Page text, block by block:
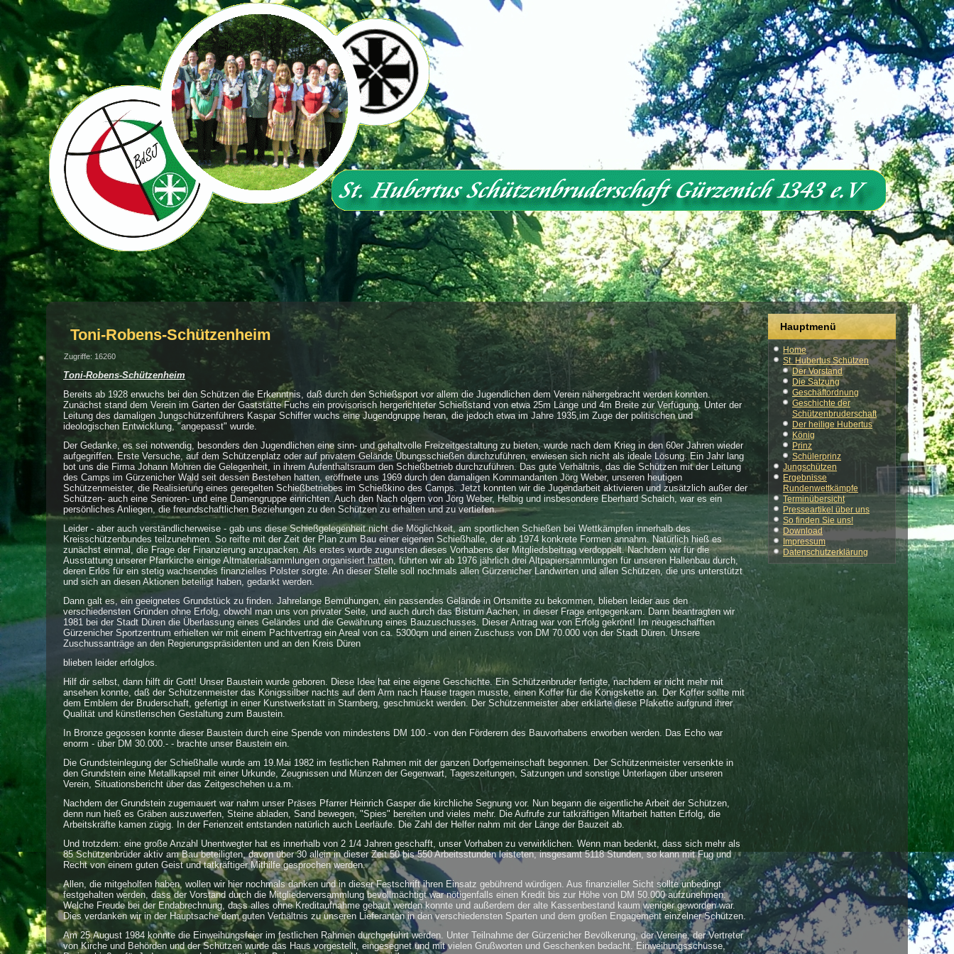
Toni-Robens-Schützenheim
Zugriffe: 16260
Toni-Robens-Schützenheim
Bereits ab 1928 erwuchs bei den Schützen die Erkenntnis, daß durch den Schießsport vor allem die Jugendlichen dem Verein nähergebracht werden konnten.
Zunächst stand dem Verein im Garten der Gaststätte Fuchs ein provisorisch hergerichteter Schießstand von etwa 25m Länge und 4m Breite zur Verfügung. Unter der
Leitung des damaligen Jungschützenführers Kaspar Schiffer wuchs eine Jugendgruppe heran, die jedoch etwa im Jahre 1935,im Zuge der politischen und
ideologischen Entwicklung, "angepasst" wurde.
Der Gedanke, es sei notwendig, besonders den Jugendlichen eine sinn- und gehaltvolle Freizeitgestaltung zu bieten, wurde nach dem Krieg in den 60er Jahren wieder
aufgegriffen. Erste Versuche, auf dem Schützenplatz oder auf privatem Gelände Übungsschießen durchzuführen, erwiesen sich nicht als ideale Lösung. Ein Jahr lang
bot uns die Firma Johann Mohren die Gelegenheit, in ihrem Aufenthaltsraum den Schießbetrieb durchzuführen. Das gute Verhältnis, das die Schützen mit der Leitung
des Camps im Gürzenicher Wald seit dessen Bestehen hatten, eröffnete uns 1969 durch den damaligen Kommandanten Jörg Weber, unseren heutigen
Schützenmeister, die Realisierung eines geregelten Schießbetriebes im Schießkino des Camps. Jetzt konnten wir die Jugendarbeit aktivieren und zusätzlich außer der
Schützen- auch eine Senioren- und eine Damengruppe einrichten. Auch den Nach olgern von Jörg Weber, Helbig und insbesondere Eberhard Schaich, war es ein
persönliches Anliegen, die freundschaftlichen Beziehungen zu den Schützen zu erhalten und zu vertiefen.
Leider - aber auch verständlicherweise - gab uns diese Schießgelegenheit nicht die Möglichkeit, am sportlichen Schießen bei Wettkämpfen innerhalb des
Kreisschützenbundes teilzunehmen. So reifte mit der Zeit der Plan zum Bau einer eigenen Schießhalle, der ab 1974 konkrete Formen annahm. Natürlich hieß es
zunächst einmal, die Frage der Finanzierung anzupacken. Als erstes wurde zugunsten dieses Vorhabens der Mitgliedsbeitrag verdoppelt. Nachdem wir für die
Ausstattung unserer Pfarrkirche einige Altmaterialsammlungen organisiert hatten, führten wir ab 1976 jährlich drei Altpapiersammlungen für unseren Hallenbau durch,
deren Erlös für ein stetig wachsendes finanzielles Polster sorgte. An dieser Stelle soll nochmals allen Gürzenicher Landwirten und allen Schützen, die uns unterstützt
und sich an diesen Aktionen beteiligt haben, gedankt werden.
Dann galt es, ein geeignetes Grundstück zu finden. Jahrelange Bemühungen, ein passendes Gelände in Ortsmitte zu bekommen, blieben leider aus den
verschiedensten Gründen ohne Erfolg, obwohl man uns von privater Seite, und auch durch das Bistum Aachen, in dieser Frage entgegenkam. Dann beantragten wir
1981 bei der Stadt Düren die Überlassung eines Geländes und die Gewährung eines Bauzuschusses. Dieser Antrag war von Erfolg gekrönt! Im neugeschafften
Gürzenicher Sportzentrum erhielten wir mit einem Pachtvertrag ein Areal von ca. 5300qm und einen Zuschuss von DM 70.000 von der Stadt Düren. Unsere
Zuschussanträge an den Regierungspräsidenten und an den Kreis Düren
blieben leider erfolglos.
Hilf dir selbst, dann hilft dir Gott! Unser Baustein wurde geboren. Diese Idee hat eine eigene Geschichte. Ein Schützenbruder fertigte, nachdem er nicht mehr mit
ansehen konnte, daß der Schützenmeister das Königssilber nachts auf dem Arm nach Hause tragen musste, einen Koffer für die Königskette an. Der Koffer sollte mit
dem Emblem der Bruderschaft, gefertigt in einer Kunstwerkstatt in Starnberg, geschmückt werden. Der Schützenmeister aber erklärte diese Plakette aufgrund ihrer
Qualität und künstlerischen Gestaltung zum Baustein.
In Bronze gegossen konnte dieser Baustein durch eine Spende von mindestens DM 100.- von den Förderern des Bauvorhabens erworben werden. Das Echo war
enorm - über DM 30.000.- - brachte unser Baustein ein.
Die Grundsteinlegung der Schießhalle wurde am 19.Mai 1982 im festlichen Rahmen mit der ganzen Dorfgemeinschaft begonnen. Der Schützenmeister versenkte in
den Grundstein eine Metallkapsel mit einer Urkunde, Zeugnissen und Münzen der Gegenwart, Tageszeitungen, Satzungen und sonstige Unterlagen über unseren
Verein, Situationsbericht über das Zeitgeschehen u.a.m.
Nachdem der Grundstein zugemauert war nahm unser Präses Pfarrer Heinrich Gasper die kirchliche Segnung vor. Nun begann die eigentliche Arbeit der Schützen,
denn nun hieß es Gräben auszuwerfen, Steine abladen, Sand bewegen, "Spies" bereiten und vieles mehr. Die Aufrufe zur tatkräftigen Mitarbeit hatten Erfolg, die
Arbeitskräfte kamen zügig. In der Ferienzeit entstanden natürlich auch Leerläufe. Die Zahl der Helfer nahm mit der Länge der Bauzeit ab.
Und trotzdem: eine große Anzahl Unentwegter hat es innerhalb von 2 1/4 Jahren geschafft, unser Vorhaben zu verwirklichen. Wenn man bedenkt, dass sich mehr als
85 Schützenbrüder aktiv am Bau beteiligten, davon über 30 allein in dieser Zeit 50 bis 550 Arbeitsstunden leisteten, insgesamt 5118 Stunden, so kann mit Fug und
Recht von einem guten Geist und tatkräftiger Mithilfe gesprochen werden.
Allen, die mitgeholfen haben, wollen wir hier nochmals danken und in dieser Festschrift ihren Einsatz gebührend würdigen. Aus finanzieller Sicht sollte unbedingt
festgehalten werden, dass der Vorstand durch die Mitgliederversammlung bevollmächtigt war nötigenfalls einen Kredit bis zur Höhe von DM 50.000 aufzunehmen.
Welche Freude bei der Endabrechnung, dass alles ohne Kreditaufnahme gebaut werden konnte und außerdem der alte Kassenbestand kaum weniger geworden war.
Dies verdanken wir in der Hauptsache dem guten Verhältnis zu unseren Lieferanten in den verschiedensten Sparten und dem großen Engagement einzelner Schützen.
Am 25.August 1984 konnte die Einweihungsfeier im festlichen Rahmen durchgeführt werden. Unter Teilnahme der Gürzenicher Bevölkerung, der Vereine, der Vertreter
von Kirche und Behörden und der Schützen wurde das Haus vorgestellt, eingesegnet und mit vielen Grußworten und Geschenken bedacht. Einweihungsschüsse,
Hauptmenü
Home
St. Hubertus Schützen
Der Vorstand
Die Satzung
Geschäftordnung
Geschichte der
Schützenbruderschaft
Der heilige Hubertus
König
Prinz
Schülerprinz
Jungschützen
Ergebnisse
Rundenwettkämpfe
Terminübersicht
Presseartikel über uns
So finden Sie uns!
Download
Impressum
Datenschutzerklärung